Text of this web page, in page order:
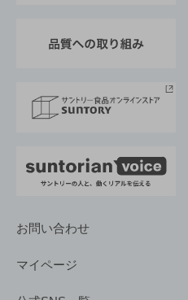
採用情報
お問い合わせ
マイページ